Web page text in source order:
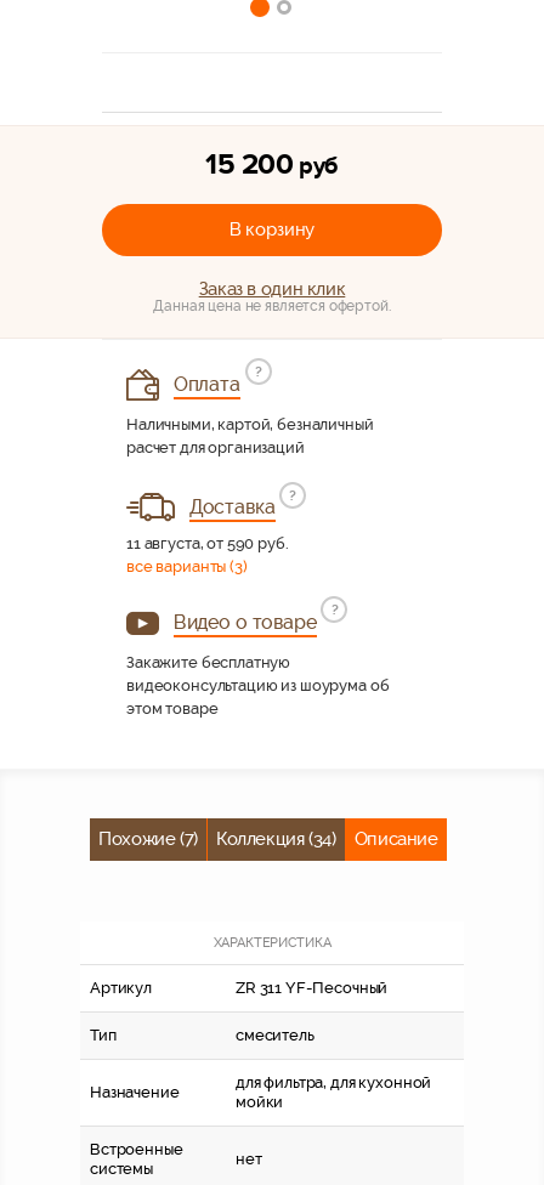
15 200 руб
В корзину
Заказ в один клик
Данная цена не является офертой.
Оплата
?
Наличными, картой, безналичный
расчет для организаций
Доставка
?
11 августа, от 590 руб.
все варианты (3)
Видео о товаре
?
Закажите бесплатную
видеоконсультацию из шоурума об
этом товаре
Похожие (7) Коллекция (34) Описание
ХАРАКТЕРИСТИКА
Артикул ZR 311 YF-Песочный
Тип смеситель
Назначение
для фильтра, для кухонной
мойки
Встроенные
системы
нет